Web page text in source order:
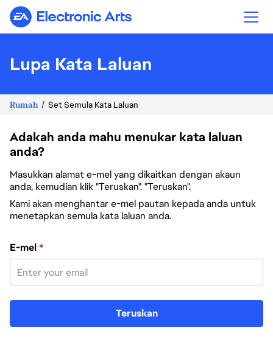
Electronic Arts
Lupa Kata Laluan
Rumah Set Semula Kata Laluan
Adakah anda mahu menukar kata laluan
anda?
Masukkan alamat e-mel yang dikaitkan dengan akaun
anda, kemudian klik "Teruskan". "Teruskan".
Kami akan menghantar e-mel pautan kepada anda untuk
menetapkan semula kata laluan anda.
Tetapkan semula kata laluan dengan e-mel anda
E-mel*
Teruskan